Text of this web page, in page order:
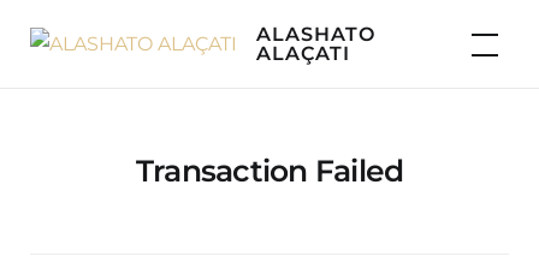
ALASHATO
ALAÇATI
Transaction Failed